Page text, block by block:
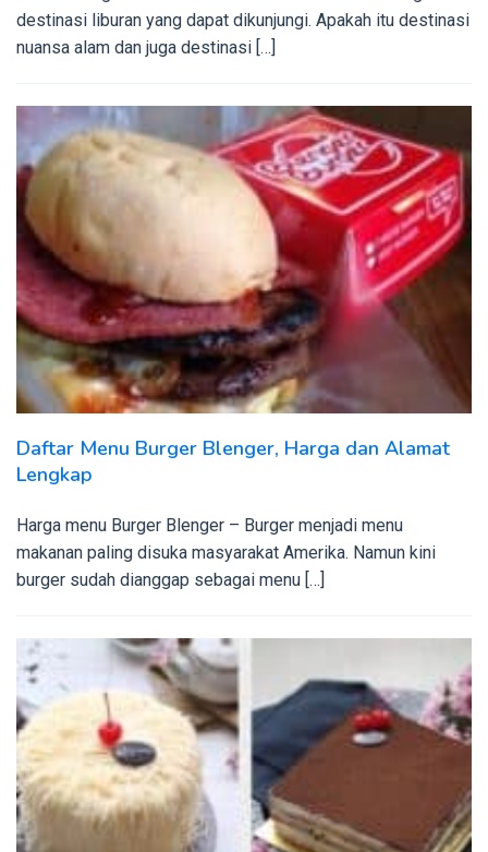
destinasi liburan yang dapat dikunjungi. Apakah itu destinasi
nuansa alam dan juga destinasi […]
Daftar Menu Burger Blenger, Harga dan Alamat
Lengkap
Harga menu Burger Blenger – Burger menjadi menu
makanan paling disuka masyarakat Amerika. Namun kini
burger sudah dianggap sebagai menu […]